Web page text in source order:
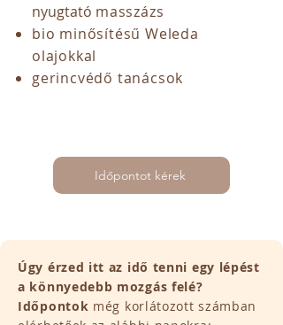
nyugtató masszázs
bio minősítésű Weleda
olajokkal
gerincvédő tanácsok
Időpontot kérek
Úgy érzed itt az idő tenni egy lépést
a könnyedebb mozgás felé?
Időpontok még korlátozott számban